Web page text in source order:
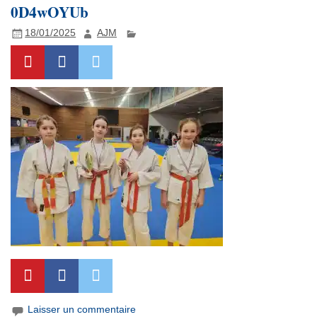
0D4wOYUb
18/01/2025 AJM
Laisser un commentaire